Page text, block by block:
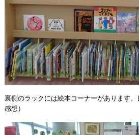
裏側のラックには絵本コーナーがあります
感想）